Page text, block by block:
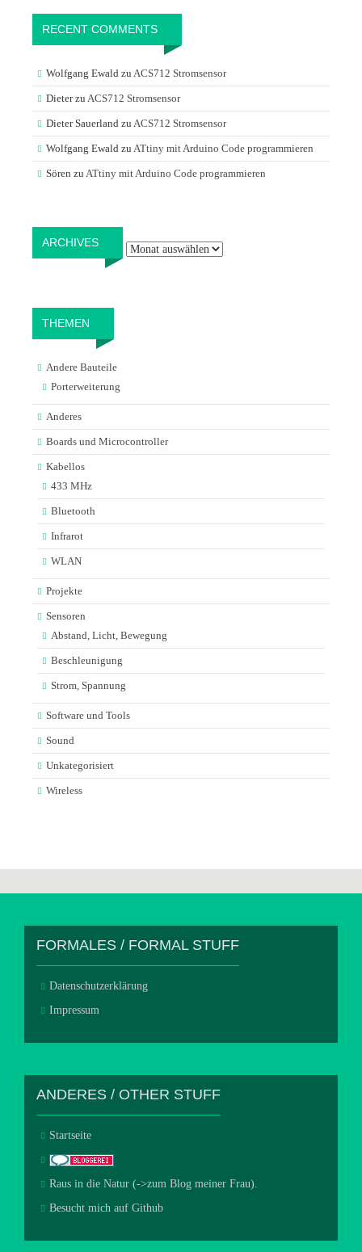
RECENT COMMENTS
Wolfgang Ewald zu ACS712 Stromsensor
Dieterzu ACS712 Stromsensor
Dieter Sauerland zu ACS712 Stromsensor
Wolfgang Ewald zu ATtiny mit Arduino Code programmieren
Sören zu ATtiny mit Arduino Code programmieren
ARCHIVES
THEMEN
Andere Bauteile
Porterweiterung
Anderes
Boards und Microcontroller
Kabellos
433 MHz
Bluetooth
Infrarot
WLAN
Projekte
Sensoren
Abstand, Licht, Bewegung
Beschleunigung
Strom, Spannung
Software und Tools
Sound
Unkategorisiert
Wireless
FORMALES / FORMAL STUFF
Datenschutzerklärung
Impressum
ANDERES / OTHER STUFF
Startseite
Raus in die Natur (->zum Blog meiner Frau).
Besucht mich auf Github